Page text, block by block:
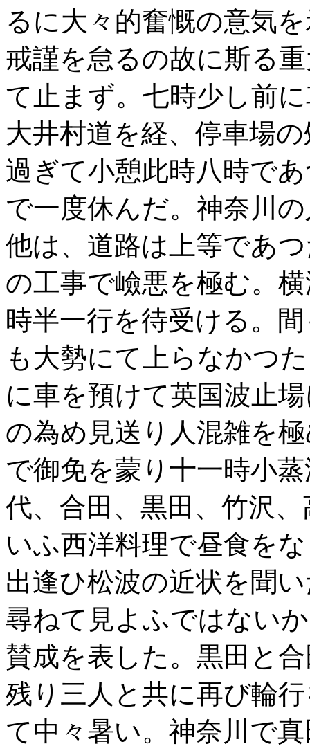
るに大々的奮慨の意気
戒謹を怠るの故に斯る
て止まず。七時少し前
大井村道を経、停車場
過ぎて小憩此時八時で
で一度休んだ。神奈川
他は、道路は上等であ
の工事で嶮悪を極む。
時半一行を待受ける。
も大勢にて上らなかつ
に車を預けて英国波止
の為め見送り人混雑を
で御免を蒙り十一時小
代、合田、黒田、竹沢
いふ西洋料理で昼食を
出逢ひ松波の近状を聞
尋ねて見よふではない
賛成を表した。黒田と
残り三人と共に再び輪
て中々暑い。神奈川で